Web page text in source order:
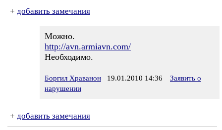
+ добавить замечания
Можно.
http://avn.armiavn.com/
Необходимо.
Боргил Храванон 19.01.2010 14:36
Заявить о
нарушении
+ добавить замечания